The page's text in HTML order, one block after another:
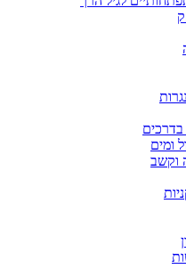
בדרכים
ומים
וקשב